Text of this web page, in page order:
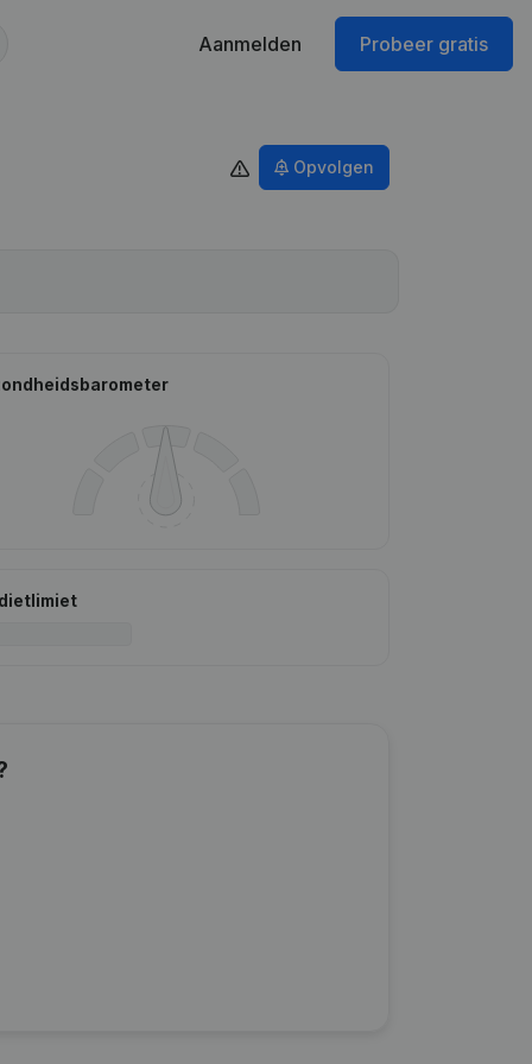
Aanmelden Probeer gratis
Opvolgen